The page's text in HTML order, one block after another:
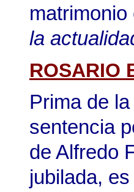
la
ROSARIO
Prima de
sentencia
de Alfredo
jubilada,